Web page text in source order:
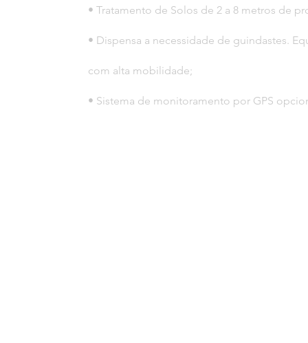
• Tratamento de Solos de 2 a 8 metros de
• Dispensa a necessidade de guindastes.
com alta mobilidade;
• Sistema de monitoramento por GPS